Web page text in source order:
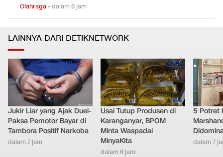
Olahraga •dalam 6 jam
LAINNYA DARI DETIKNETWORK
Jukir Liar yang Ajak Duel-
Paksa Pemotor Bayar di
Tambora Positif Narkoba
dalam 7 jam
Usai Tutup Produsen di
Karanganyar, BPOM
Minta Waspadai
MinyaKita
dalam 6 jam
5 Potret
dalam 7